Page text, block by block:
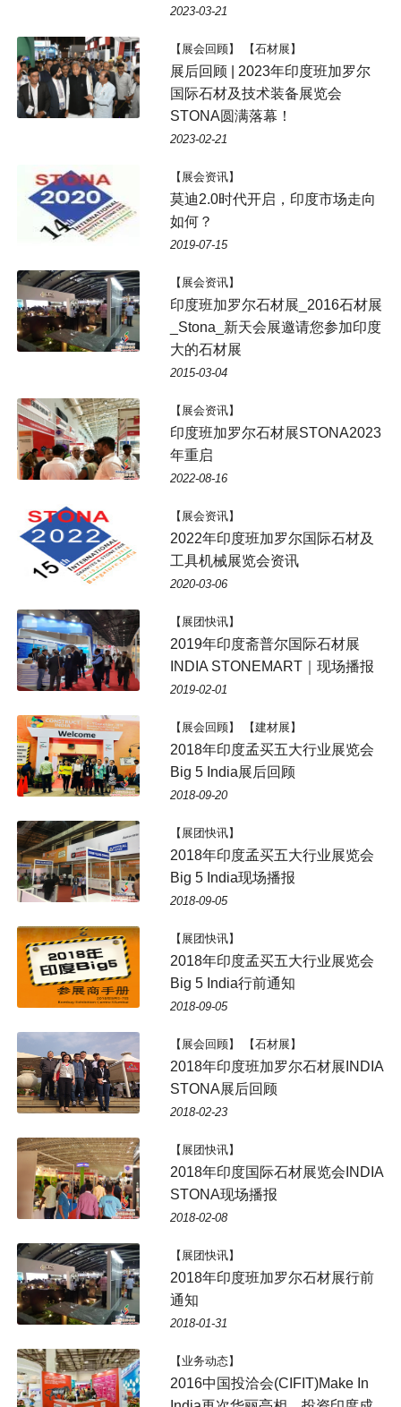
2023-03-21
【展会回顾】 【石材展】
展后回顾 | 2023年印度班加罗尔
国际石材及技术装备展览会
STONA圆满落幕！
2023-02-21
【展会资讯】
莫迪2.0时代开启，印度市场走向
如何？
2019-07-15
【展会资讯】
印度班加罗尔石材展_2016石材展
_Stona_新天会展邀请您参加印度
大的石材展
2015-03-04
【展会资讯】
印度班加罗尔石材展STONA2023
年重启
2022-08-16
【展会资讯】
2022年印度班加罗尔国际石材及
工具机械展览会资讯
2020-03-06
【展团快讯】
2019年印度斋普尔国际石材展
INDIA STONEMART｜现场播报
2019-02-01
【展会回顾】 【建材展】
2018年印度孟买五大行业展览会
Big 5 India展后回顾
2018-09-20
【展团快讯】
2018年印度孟买五大行业展览会
Big 5 India现场播报
2018-09-05
【展团快讯】
2018年印度孟买五大行业展览会
Big 5 India行前通知
2018-09-05
【展会回顾】 【石材展】
2018年印度班加罗尔石材展INDIA
STONA展后回顾
2018-02-23
【展团快讯】
2018年印度国际石材展览会INDIA
STONA现场播报
2018-02-08
【展团快讯】
2018年印度班加罗尔石材展行前
通知
2018-01-31
【业务动态】
2016中国投洽会(CIFIT)Make In